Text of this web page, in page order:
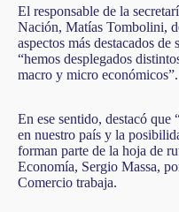
El responsable de la
Nación, Matías Tombolini,
aspectos más destacados
“hemos desplegados
macro y micro económicos”.
En ese sentido, destacó que
en nuestro país y la
forman parte de la hoja de
Economía, Sergio Massa,
Comercio trabaja.